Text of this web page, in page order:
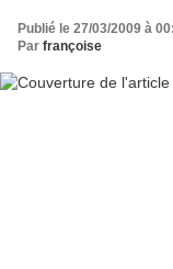
Publié le 27/03/2009 à
Par françoise